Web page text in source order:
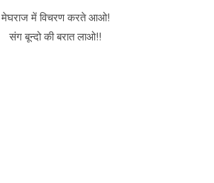
मेघराज में विचरण करते आओ!
संग बून्दो की बरात लाओ!!